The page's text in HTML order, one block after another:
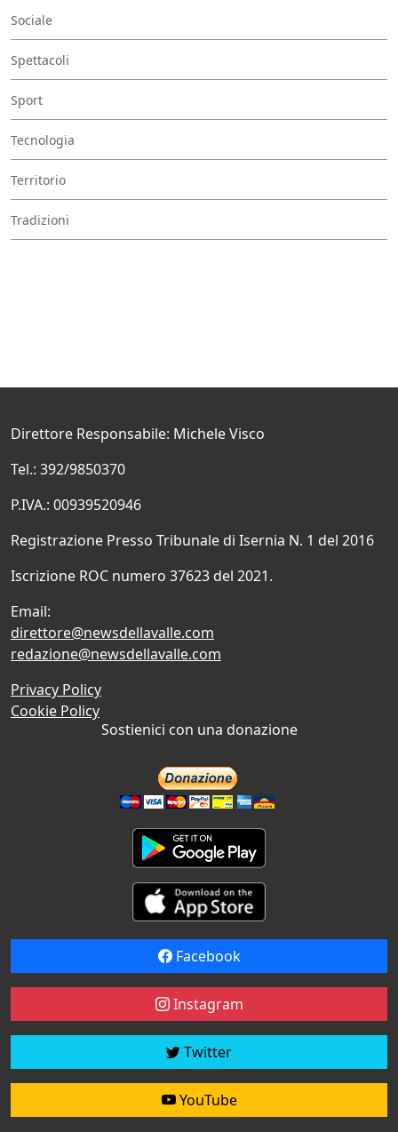
Sociale
Spettacoli
Sport
Tecnologia
Territorio
Tradizioni
Direttore Responsabile: Michele Visco
Tel.: 392/9850370
P.IVA.: 00939520946
Registrazione Presso Tribunale di Isernia N. 1 del 2016
Iscrizione ROC numero 37623 del 2021.
Email:
direttore@newsdellavalle.com
redazione@newsdellavalle.com
Privacy Policy
Cookie Policy
Sostienici con una donazione
Facebook
Instagram
Twitter
YouTube